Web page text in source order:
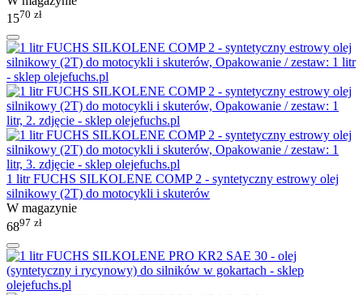
1570 zł
1 litr FUCHS SILKOLENE COMP 2 - syntetyczny estrowy olej
silnikowy (2T) do motocykli i skuterów
W magazynie
6897 zł